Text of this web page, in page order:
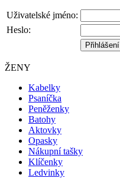
Uživatelské jméno:
Heslo:
ŽENY
Kabelky
Psaníčka
Peněženky
Batohy
Aktovky
Opasky
Nákupní tašky
Klíčenky
Ledvinky